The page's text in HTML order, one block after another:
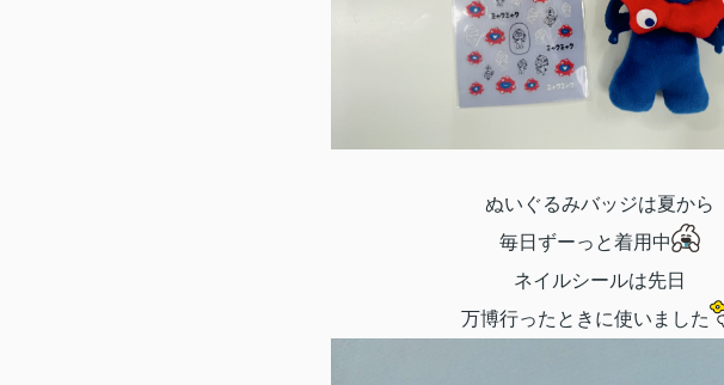
ぬいぐるみバッジは夏から
毎日ずーっと着用中
ネイルシールは先日
万博行ったときに使いました